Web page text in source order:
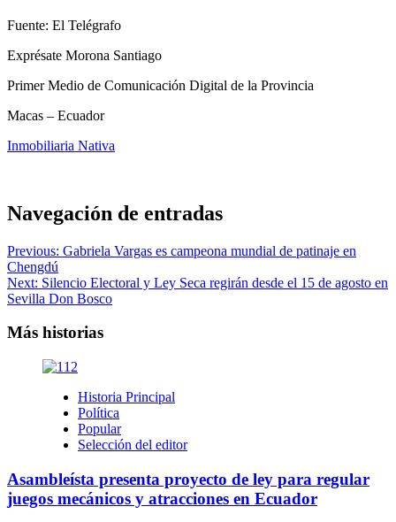
Fuente: El Telégrafo
Exprésate Morona Santiago
Primer Medio de Comunicación Digital de la Provincia
Macas – Ecuador
Inmobiliaria Nativa
Navegación de entradas
Previous: Gabriela Vargas es campeona mundial de patinaje en
Chengdú
Next: Silencio Electoral y Ley Seca regirán desde el 15 de agosto en
Sevilla Don Bosco
Más historias
Historia Principal
Política
Popular
Selección del editor
Asambleísta presenta proyecto de ley para regular
juegos mecánicos y atracciones en Ecuador